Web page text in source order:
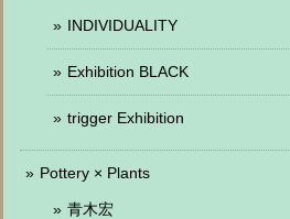
INDIVIDUALITY
Exhibition BLACK
trigger Exhibition
Pottery × Plants
青木宏